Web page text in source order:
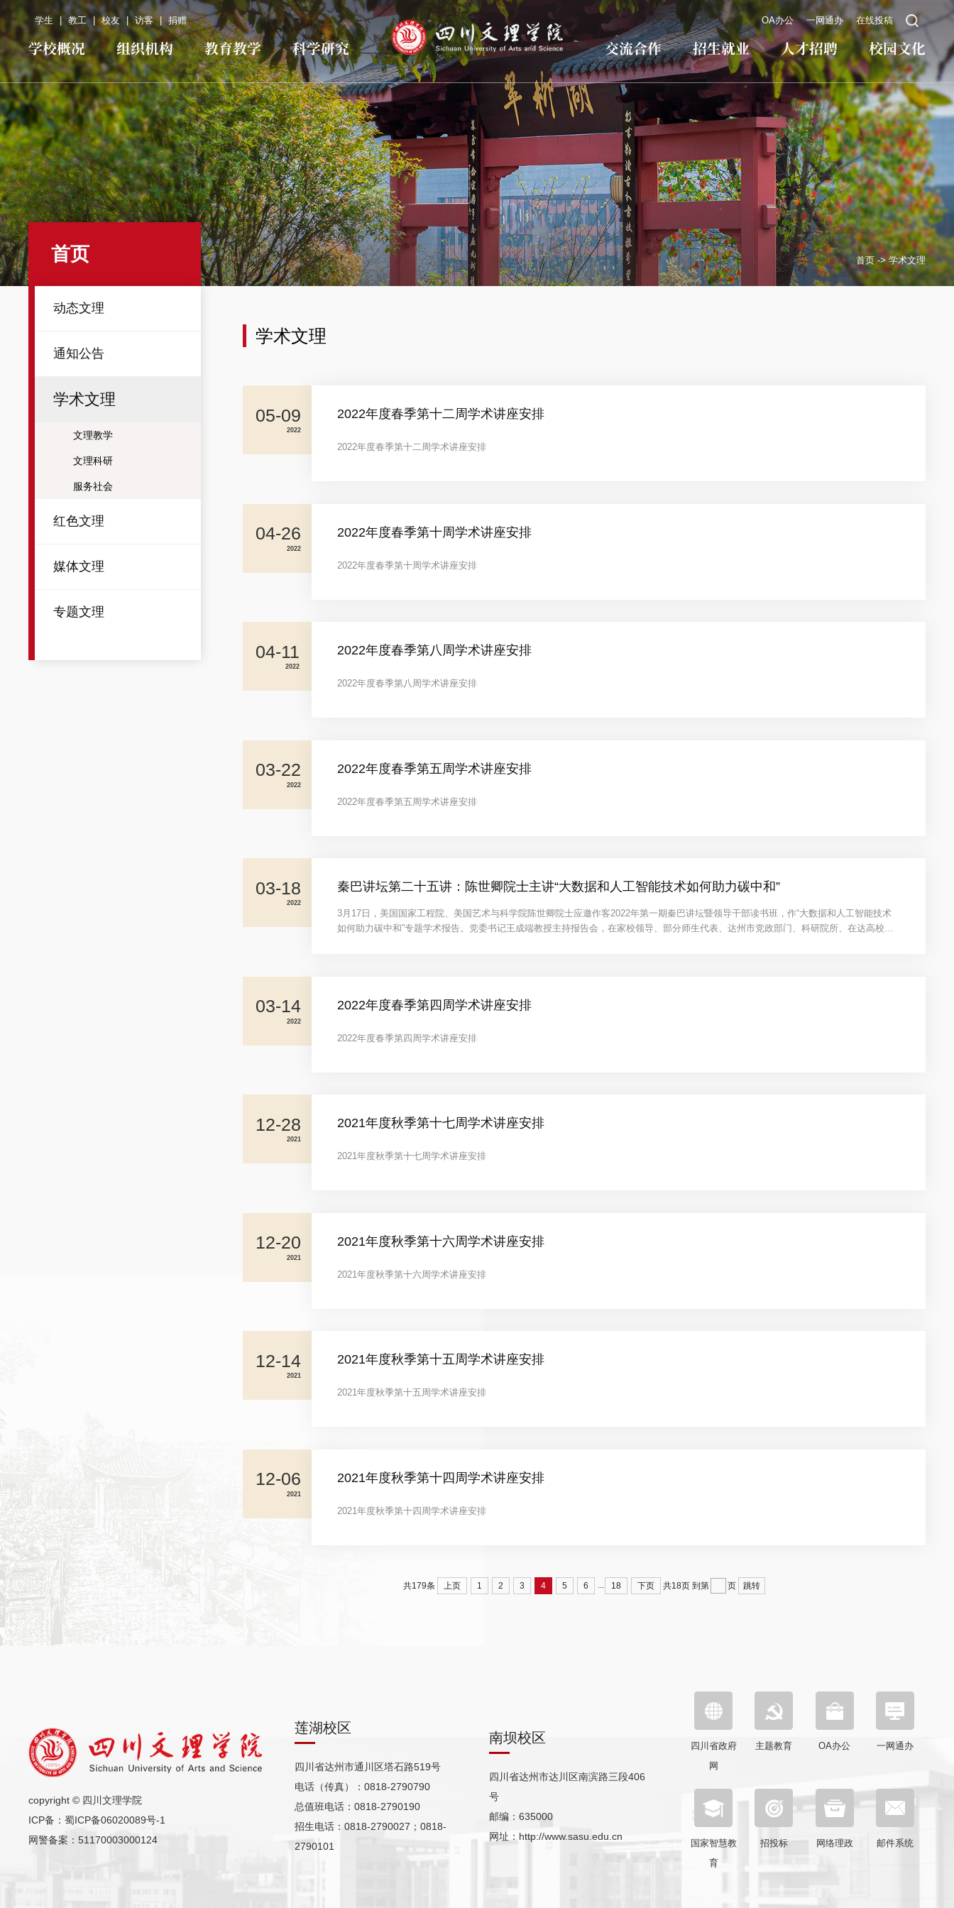
学生 | 教工 校友 | 访客 | 捐赠 OA办公 一网通办 在线投稿
学校概况 组织机构 教育教学 科学研究 交流合作 招生就业 人才招聘 校园文化
首页 ->学术文理
首页
动态文理
通知公告
学术文理
文理教学
文理科研
服务社会
红色文理
媒体文理
专题文理
学术文理
05-09
2022
2022年度春季第十二周学术讲座安排
2022年度春季第十二周学术讲座安排
04-26
2022
2022年度春季第十周学术讲座安排
2022年度春季第十周学术讲座安排
04-11
2022
2022年度春季第八周学术讲座安排
2022年度春季第八周学术讲座安排
03-22
2022
2022年度春季第五周学术讲座安排
2022年度春季第五周学术讲座安排
03-18
2022
秦巴讲坛第二十五讲：陈世卿院士主讲“大数据和人工智能技术如何助力碳中和”
3月17日，美国国家工程院、美国艺术与科学院陈世卿院士应邀作客2022年第一期秦巴讲坛暨领导干部读书班，作“大数据和人工智能技术
如何助力碳中和”专题学术报告。党委书记王成端教授主持报告会，在家校领导、部分师生代表、达州市党政部门、科研院所、在达高校、
03-14
2022
2022年度春季第四周学术讲座安排
2022年度春季第四周学术讲座安排
12-28
2021
2021年度秋季第十七周学术讲座安排
2021年度秋季第十七周学术讲座安排
12-20
2021
2021年度秋季第十六周学术讲座安排
2021年度秋季第十六周学术讲座安排
12-14
2021
2021年度秋季第十五周学术讲座安排
2021年度秋季第十五周学术讲座安排
12-06
2021
2021年度秋季第十四周学术讲座安排
2021年度秋季第十四周学术讲座安排
共179条 上页 1 2 3 4 5 6 18 下页 共18页 到第 页 跳转
copyright © 四川文理学院
ICP备：蜀ICP备06020089号-1
网警备案：51170003000124
莲湖校区
四川省达州市通川区塔石路519号
电话（传真）：0818-2790790
总值班电话：0818-2790190
招生电话：0818-2790027；0818-
2790101
南坝校区
四川省达州市达川区南滨路三段406
号
邮编：635000
网址：http://www.sasu.edu.cn
四川省政府
网
主题教育 OA办公 一网通办
国家智慧教
育
招投标 网络理政 邮件系统